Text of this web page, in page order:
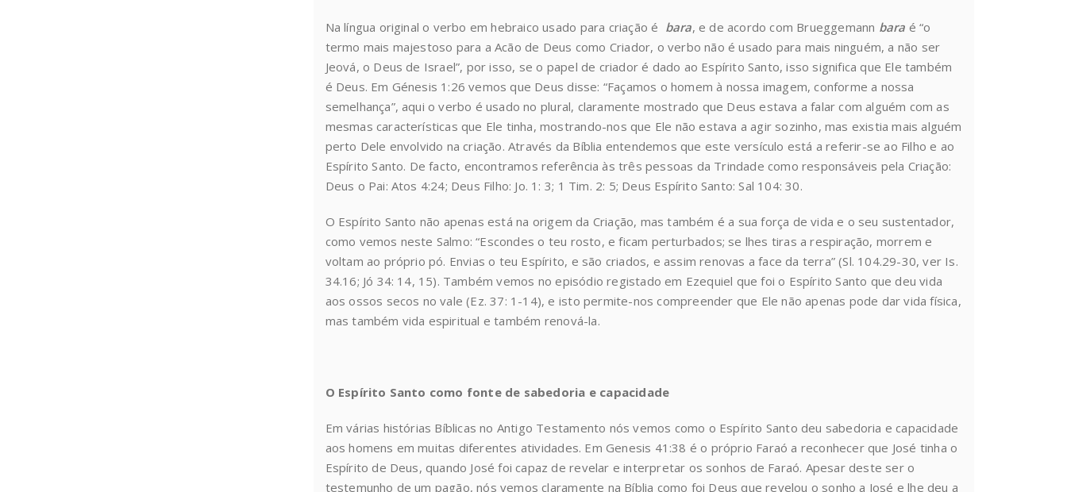
Na língua original o verbo em hebraico usado para criação é bara, e de acordo com Brueggemann bara é “o
termo mais majestoso para a Acão de Deus como Criador, o verbo não é usado para mais ninguém, a não ser
Jeová, o Deus de Israel”, por isso, se o papel de criador é dado ao Espírito Santo, isso significa que Ele também
é Deus. Em Génesis 1:26 vemos que Deus disse: “Façamos o homem à nossa imagem, conforme a nossa
semelhança”, aqui o verbo é usado no plural, claramente mostrado que Deus estava a falar com alguém com as
mesmas características que Ele tinha, mostrando-nos que Ele não estava a agir sozinho, mas existia mais alguém
perto Dele envolvido na criação. Através da Bíblia entendemos que este versículo está a referir-se ao Filho e ao
Espírito Santo. De facto, encontramos referência às três pessoas da Trindade como responsáveis pela Criação:
Deus o Pai: Atos 4:24; Deus Filho: Jo. 1: 3; 1 Tim. 2: 5; Deus Espírito Santo: Sal 104: 30.
O Espírito Santo não apenas está na origem da Criação, mas também é a sua força de vida e o seu sustentador,
como vemos neste Salmo: “Escondes o teu rosto, e ficam perturbados; se lhes tiras a respiração, morrem e
voltam ao próprio pó. Envias o teu Espírito, e são criados, e assim renovas a face da terra” (Sl. 104.29-30, ver Is.
34.16; Jó 34: 14, 15). Também vemos no episódio registado em Ezequiel que foi o Espírito Santo que deu vida
aos ossos secos no vale (Ez. 37: 1-14), e isto permite-nos compreender que Ele não apenas pode dar vida física,
mas também vida espiritual e também renová-la.
O Espírito Santo como fonte de sabedoria e capacidade
Em várias histórias Bíblicas no Antigo Testamento nós vemos como o Espírito Santo deu sabedoria e capacidade
aos homens em muitas diferentes atividades. Em Genesis 41:38 é o próprio Faraó a reconhecer que José tinha o
Espírito de Deus, quando José foi capaz de revelar e interpretar os sonhos de Faraó. Apesar deste ser o
testemunho de um pagão, nós vemos claramente na Bíblia como foi Deus que revelou o sonho a José e lhe deu a